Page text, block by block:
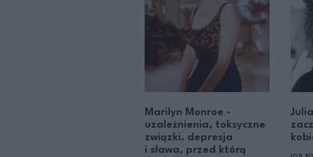
Marilyn Monroe -
uzależnienia, toksyczne
związki, depresja
i sława, przed którą